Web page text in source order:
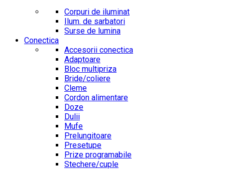
Corpuri de iluminat
Ilum. de sarbatori
Surse de lumina
Conectica
Accesorii conectica
Adaptoare
Bloc multipriza
Bride/coliere
Cleme
Cordon alimentare
Doze
Dulii
Mufe
Prelungitoare
Presetupe
Prize programabile
Stechere/cuple